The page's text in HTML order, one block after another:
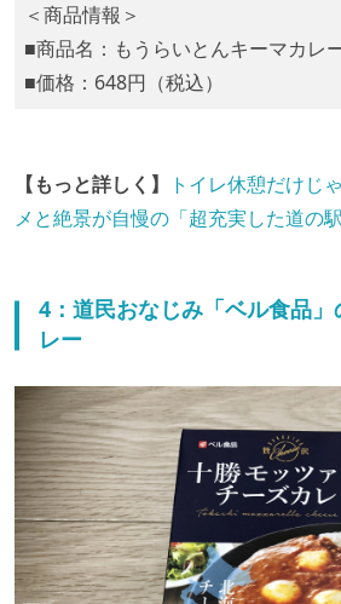
＜商品情報＞
■商品名：もうらいとんキーマカレ
■価格：648円（税込）
【もっと詳しく】
トイレ休憩だけじ
メと絶景が自慢の「超充実した道の駅
4：道民おなじみ「ベル食品
レー